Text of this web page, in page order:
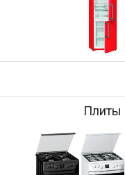
Плиты